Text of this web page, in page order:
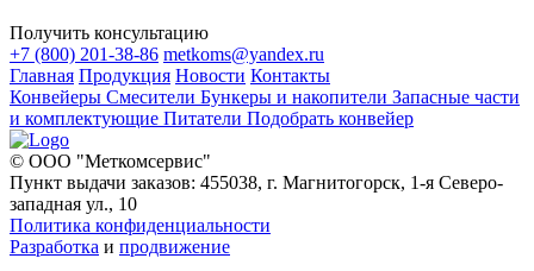
Получить консультацию
+7 (800) 201-38-86 metkoms@yandex.ru
Главная Продукция Новости Контакты
Конвейеры Смесители Бункеры и накопители Запасные части
и комплектующие Питатели Подобрать конвейер
© ООО "Меткомсервис"
Пункт выдачи заказов: 455038, г. Магнитогорск, 1-я Северо-
западная ул., 10
Политика конфиденциальности
Разработка и продвижение